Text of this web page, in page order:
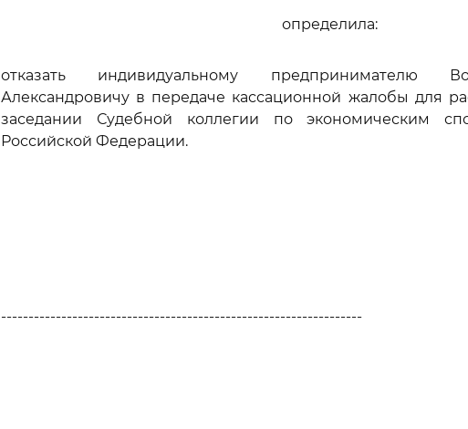
определила:
отказать индивидуальному предпринимателю
Александровичу в передаче кассационной жалобы для
заседании Судебной коллегии по экономическим
Российской Федерации.
------------------------------------------------------------------